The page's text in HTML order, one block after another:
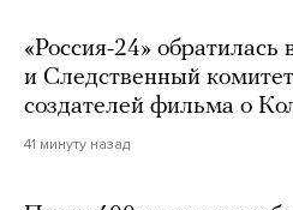
«Россия-24» обратилась
и Следственный
создателей фильма о
41 минуту назад